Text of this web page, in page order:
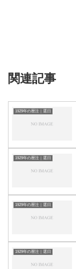
関連記事
1929年の暦注｜選日
1929年の暦注｜選日
1929年の暦注｜選日
1929年の暦注｜選日